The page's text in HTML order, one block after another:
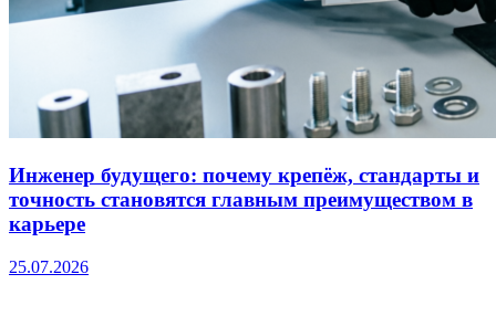
Инженер будущего: почему крепёж, стандарты и
точность становятся главным преимуществом в
карьере
25.07.2026